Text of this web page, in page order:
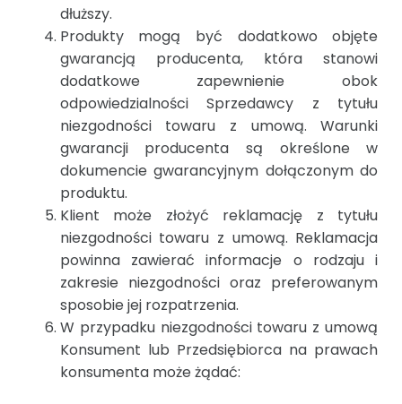
dłuższy.
Produkty mogą być dodatkowo objęte
gwarancją producenta, która stanowi
dodatkowe zapewnienie obok
odpowiedzialności Sprzedawcy z tytułu
niezgodności towaru z umową. Warunki
gwarancji producenta są określone w
dokumencie gwarancyjnym dołączonym do
produktu.
Klient może złożyć reklamację z tytułu
niezgodności towaru z umową. Reklamacja
powinna zawierać informacje o rodzaju i
zakresie niezgodności oraz preferowanym
sposobie jej rozpatrzenia.
W przypadku niezgodności towaru z umową
Konsument lub Przedsiębiorca na prawach
konsumenta może żądać: